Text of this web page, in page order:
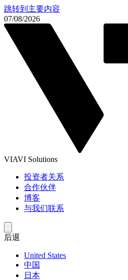
跳转到主要内容
07/08/2026
VIAVI Solutions
投资者关系
合作伙伴
博客
与我们联系
后退
United States
中国
日本